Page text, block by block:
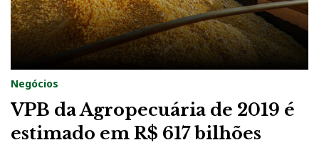
Negócios
VPB da Agropecuária de 2019 é
estimado em R$ 617 bilhões